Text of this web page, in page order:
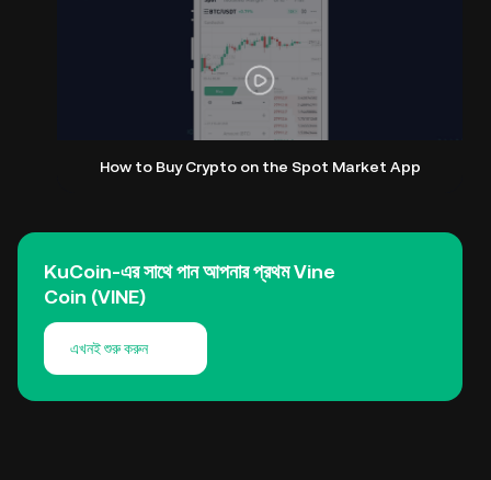
How to Buy Crypto on the Spot Market App
KuCoin-এর সাথে পান আপনার প্রথম Vine
Coin (VINE)
এখনই শুরু করুন